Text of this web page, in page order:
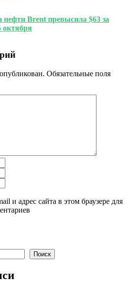
нефти Brent превысила $63 за
октября
Обязательные поля
и адрес сайта в этом браузере для
Поиск